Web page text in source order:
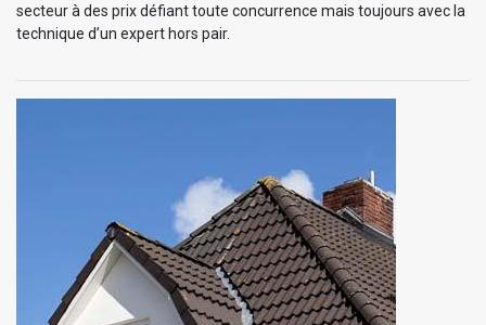
secteur à des prix défiant toute concurrence mais toujours avec la
technique d’un expert hors pair.